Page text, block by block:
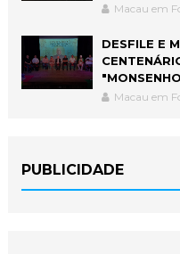
Macau em
DESFILE E
Macau em
PUBLICIDADE